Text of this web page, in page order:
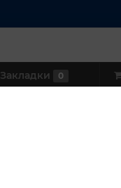
Закладки 0